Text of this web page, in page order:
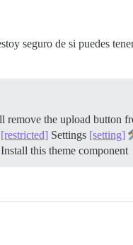
seguro de si puedes
the upload button
[restricted] Settings [setting]
Install this theme component